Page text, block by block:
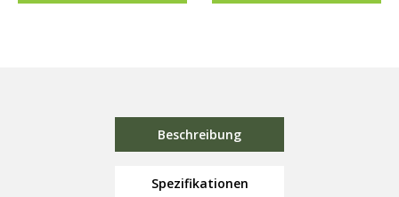
Beschreibung
Spezifikationen